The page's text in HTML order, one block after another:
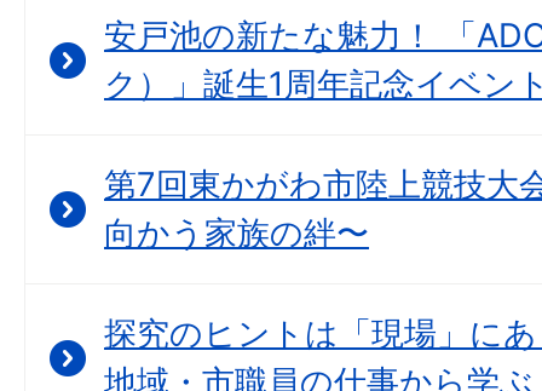
安戸池の新たな魅力！ 「
ク）」誕生1周年記念イベン
第7回東かがわ市陸上競技大
向かう家族の絆〜
探究のヒントは「現場」に
地域・市職員の仕事から学ぶ